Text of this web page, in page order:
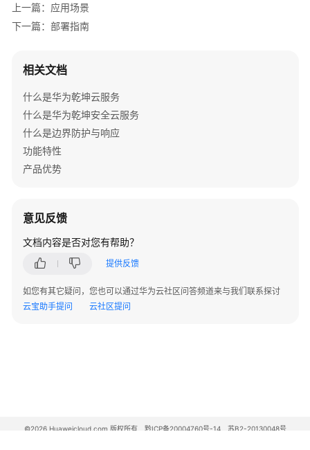
上一篇：应用场景
下一篇：部署指南
相关文档
什么是华为乾坤云服务
什么是华为乾坤安全云服务
什么是边界防护与响应
功能特性
产品优势
意见反馈
文档内容是否对您有帮助？
提供反馈
如您有其它疑问，您也可以通过华为云社区问答频道来与我们联系探讨
云宝助手提问
云社区提问
©2026 Huaweicloud.com 版权所有 黔ICP备20004760号-14
苏B2-20130048号